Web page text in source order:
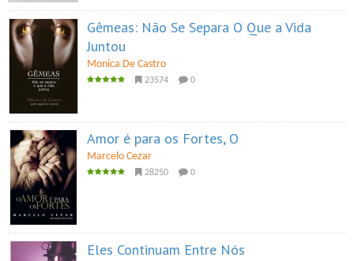
Gêmeas: Não Se Separa O Que a Vida
Juntou
Monica De Castro
23574 0
Amor é para os Fortes, O
Marcelo Cezar
28250 0
Eles Continuam Entre Nós